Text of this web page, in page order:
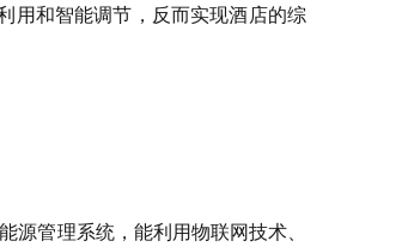
用和智能调节，反而实现酒店的综
源管理系统，能利用物联网技术、